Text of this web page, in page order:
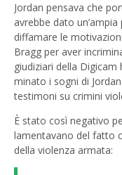
Jordan pensava che
avrebbe dato
diffamare le
Bragg per aver
giudiziari della Digicam
minato i sogni di
testimoni su crimini
È stato così negativo
lamentavano del fatto
della violenza armata: